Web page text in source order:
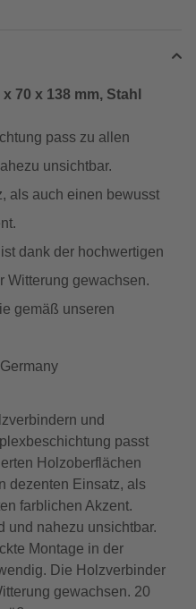
70 x 138 mm, Stahl
pass zu allen
unsichtbar.
als auch einen bewusst
dank der hochwertigen
Witterung gewachsen.
gemäß unseren
und
passt
Holzoberflächen
dezenten Einsatz, als
farblichen Akzent.
und nahezu unsichtbar.
Montage in der
Die Holzverbinder
gewachsen. 20